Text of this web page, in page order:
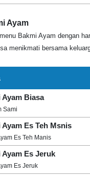
Ayam
Bakmi Ayam dengan
menikmati bersama
Ayam Biasa
Sami
Ayam Es Teh Msnis
Es Teh Manis
Ayam Es Jeruk
Es Jeruk